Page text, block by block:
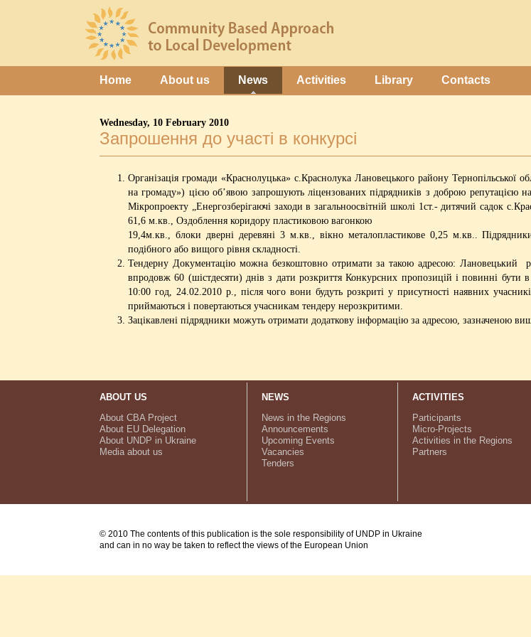
Home About us News Activities Library Contacts
Wednesday, 10 February 2010
Запрошення до участі в конкурсі
Організація громади «Краснолуцька» с.Краснолука Лановецького району
на громаду») цією об’явою запрошують ліцензованих підрядників з доброю репутацією
Мікропроекту „Енергозберігаючі заходи в загальноосвітній школі 1ст.- дитячий садок
61,6 м.кв., Оздоблення коридору пластиковою вагонкою
19,4м.кв., блоки дверні деревяні 3 м.кв., вікно металопластикове 0,25 м.кв..
подібного або вищого рівня складності.
Тендерну Документацію можна безкоштовно отримати за такою адресою: Лановецький
впродовж 60 (шістдесяти) днів з дати розкриття Конкурсних пропозицій і повинні бути
10:00 год, 24.02.2010 р., після чого вони будуть розкриті у присутності наявних
приймаються і повертаються учасникам тендеру нерозкритими.
Зацікавлені підрядники можуть отримати додаткову інформацію за адресою, зазначеною
ABOUT US
About CBA Project
About EU Delegation
About UNDP in Ukraine
Media about us
NEWS
News in the Regions
Announcements
Upcoming Events
Vacancies
Tenders
ACTIVITIES
Participants
Micro-Projects
Activities in the Regions
Partners
© 2010 The contents of this publication is the sole responsibility of UNDP in Ukraine
and can in no way be taken to reflect the views of the European Union